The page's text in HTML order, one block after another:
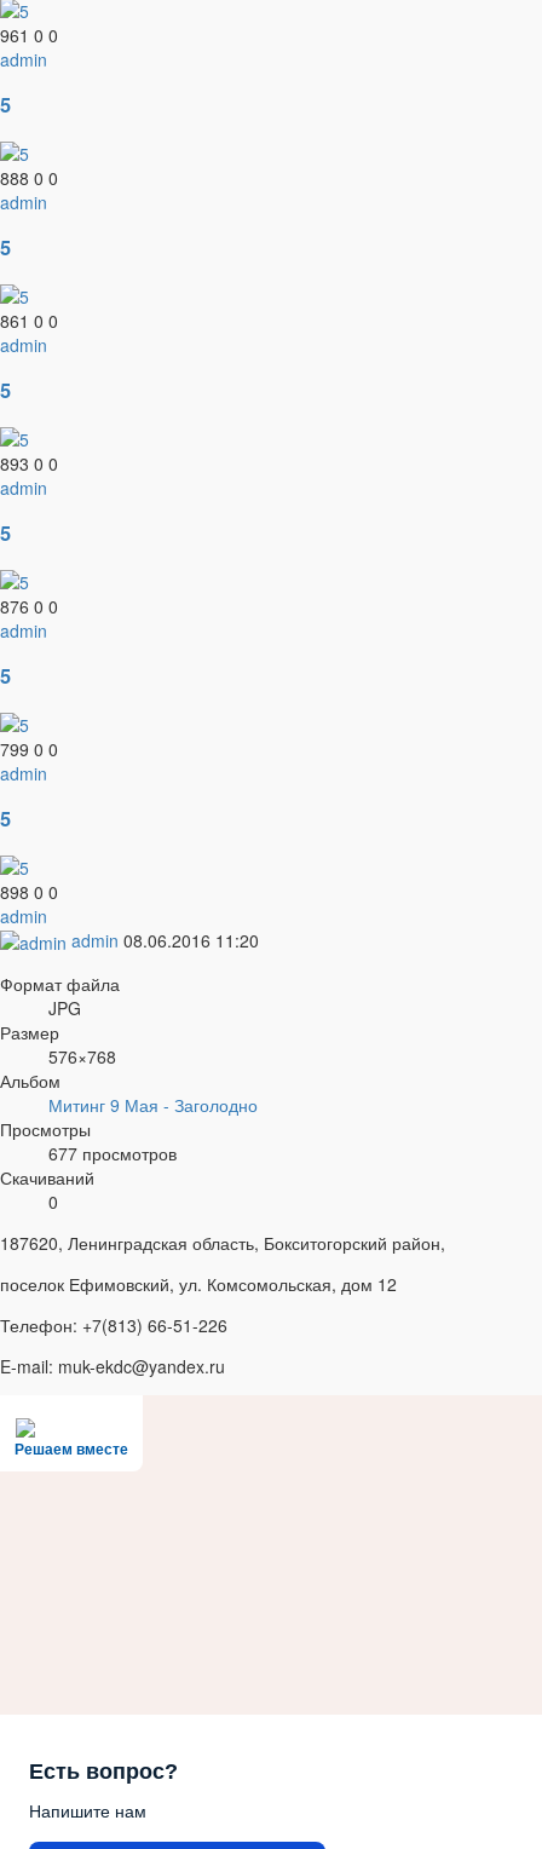
961 0 0
admin
5
888 0 0
admin
5
861 0 0
admin
5
893 0 0
admin
5
876 0 0
admin
5
799 0 0
admin
5
898 0 0
admin
admin 08.06.2016 11:20
Формат файла
JPG
Размер
576×768
Альбом
Митинг 9 Мая - Заголодно
Просмотры
677 просмотров
Скачиваний
0
187620, Ленинградская область, Бокситогорский район,
поселок Ефимовский, ул. Комсомольская, дом 12
Телефон: +7(813) 66-51-226
E-mail: muk-ekdc@yandex.ru
Решаем вместе
Есть вопрос?
Напишите нам